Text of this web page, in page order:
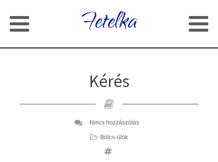
Fetelka
Kérés
Nincs hozzászólás
Bölcs-ülök